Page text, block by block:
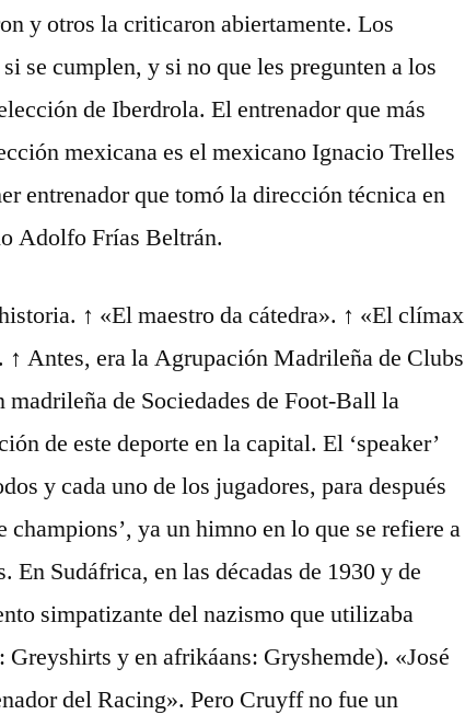
y otros la criticaron abiertamente. Los
se cumplen, y si no que les pregunten a los
de Iberdrola. El entrenador que más
mexicana es el mexicano Ignacio Trelles
entrenador que tomó la dirección técnica en
Adolfo Frías Beltrán.
↑ «El maestro da cátedra». ↑ «El clímax
↑ Antes, era la Agrupación Madrileña de Clubs
de Sociedades de Foot-Ball la
de este deporte en la capital. El ‘speaker’
y cada uno de los jugadores, para después
champions’, ya un himno en lo que se refiere a
En Sudáfrica, en las décadas de 1930 y de
simpatizante del nazismo que utilizaba
Greyshirts y en afrikáans: Gryshemde). «José
del Racing». Pero Cruyff no fue un